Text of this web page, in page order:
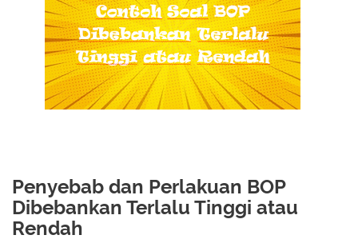
Penyebab dan Perlakuan BOP
Dibebankan Terlalu Tinggi atau
Rendah